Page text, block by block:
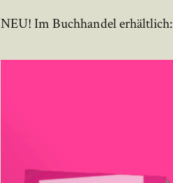
NEU! Im Buchhandel erhältlich: